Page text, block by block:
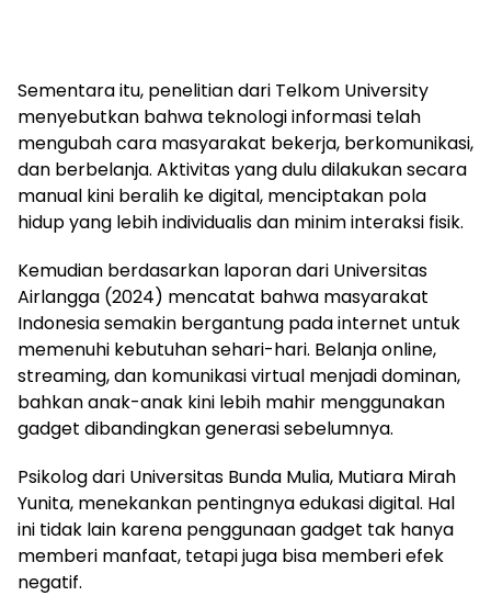
Sementara itu, penelitian dari Telkom University
menyebutkan bahwa teknologi informasi telah
mengubah cara masyarakat bekerja, berkomunikasi,
dan berbelanja. Aktivitas yang dulu dilakukan secara
manual kini beralih ke digital, menciptakan pola
hidup yang lebih individualis dan minim interaksi fisik.
Kemudian berdasarkan laporan dari Universitas
Airlangga (2024) mencatat bahwa masyarakat
Indonesia semakin bergantung pada internet untuk
memenuhi kebutuhan sehari-hari. Belanja online,
streaming, dan komunikasi virtual menjadi dominan,
bahkan anak-anak kini lebih mahir menggunakan
gadget dibandingkan generasi sebelumnya.
Psikolog dari Universitas Bunda Mulia, Mutiara Mirah
Yunita, menekankan pentingnya edukasi digital. Hal
ini tidak lain karena penggunaan gadget tak hanya
memberi manfaat, tetapi juga bisa memberi efek
negatif.